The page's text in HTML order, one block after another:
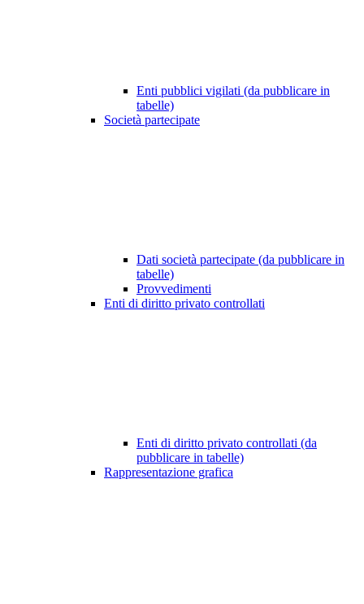
Enti pubblici vigilati (da pubblicare in
tabelle)
Società partecipate
Dati società partecipate (da pubblicare in
tabelle)
Provvedimenti
Enti di diritto privato controllati
Enti di diritto privato controllati (da
pubblicare in tabelle)
Rappresentazione grafica